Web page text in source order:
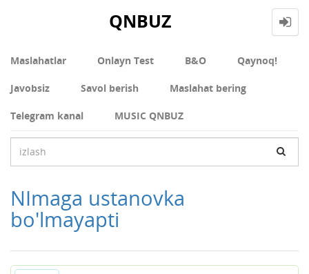
QNBUZ
Maslahatlar Onlayn Test В&О Qaynoq!
Javobsiz Savol berish Maslahat bering
Telegram kanal MUSIC QNBUZ
NImaga ustanovka
bo'lmayapti